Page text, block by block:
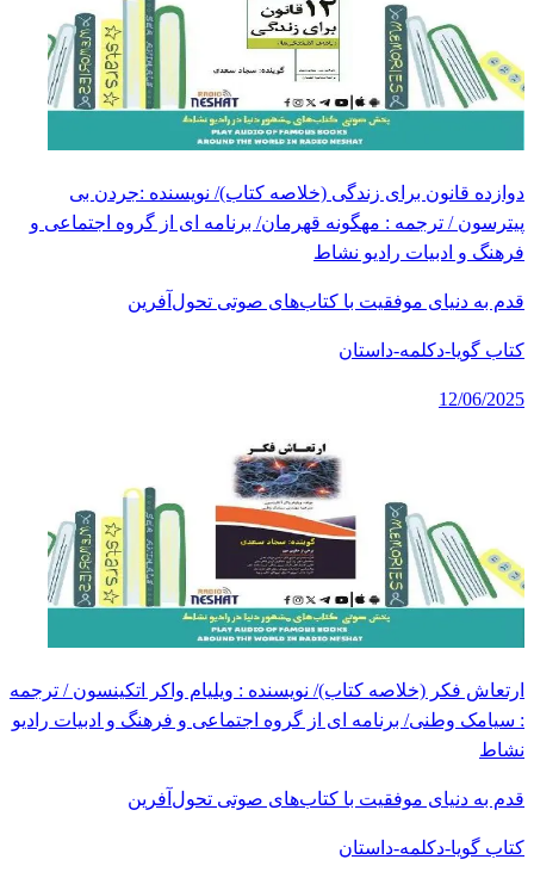
دوازده قانون برای زندگی (خلاصه کتاب)/ نویسنده :جردن بی
پیترسون / ترجمه : مهگونه قهرمان/ برنامه ای از گروه اجتماعی و
فرهنگ و ادبیات رادیو نشاط
قدم به دنیای موفقیت با کتاب‌های صوتی تحول‌آفرین
کتاب گویا-دکلمه-داستان
12/06/2025
ارتعاش فکر (خلاصه کتاب)/ نویسنده : ویلیام واکر اتکینسون / ترجمه
: سیامک وطنی/ برنامه ای از گروه اجتماعی و فرهنگ و ادبیات رادیو
نشاط
قدم به دنیای موفقیت با کتاب‌های صوتی تحول‌آفرین
کتاب گویا-دکلمه-داستان